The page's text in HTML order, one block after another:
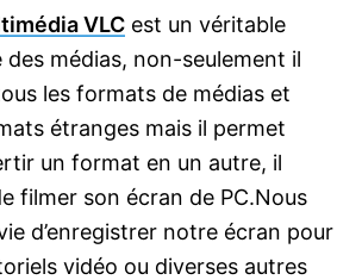
VLC est un véritable
des médias, non-seulement il
les formats de médias et
étranges mais il permet
un format en un autre, il
filmer son écran de PC.Nous
d’enregistrer notre écran pour
vidéo ou diverses autres